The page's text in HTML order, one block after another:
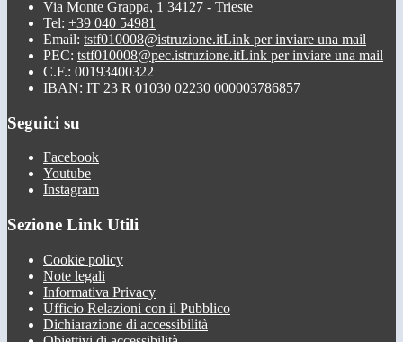
Via Monte Grappa, 1 34127 - Trieste
Tel: +39 040 54981
Email: tstf010008@istruzione.itLink per inviare una mail
PEC: tstf010008@pec.istruzione.itLink per inviare una mail
C.F.: 00193400322
IBAN: IT 23 R 01030 02230 000003786857
Seguici su
Facebook
Youtube
Instagram
Sezione Link Utili
Cookie policy
Note legali
Informativa Privacy
Ufficio Relazioni con il Pubblico
Dichiarazione di accessibilità